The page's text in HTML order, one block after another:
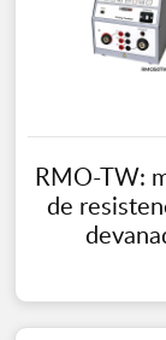
RMO-TW:
de